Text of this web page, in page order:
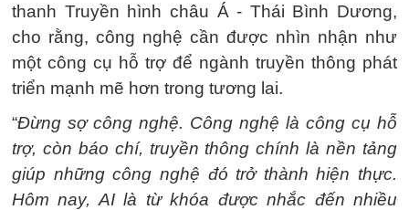
thanh Truyền hình châu Á - Thái Bình Dương,
cho rằng, công nghệ cần được nhìn nhận như
một công cụ hỗ trợ để ngành truyền thông phát
triển mạnh mẽ hơn trong tương lai.
“Đừng sợ công nghệ. Công nghệ là công cụ hỗ
trợ, còn báo chí, truyền thông chính là nền tảng
giúp những công nghệ đó trở thành hiện thực.
Hôm nay, AI là từ khóa được nhắc đến nhiều